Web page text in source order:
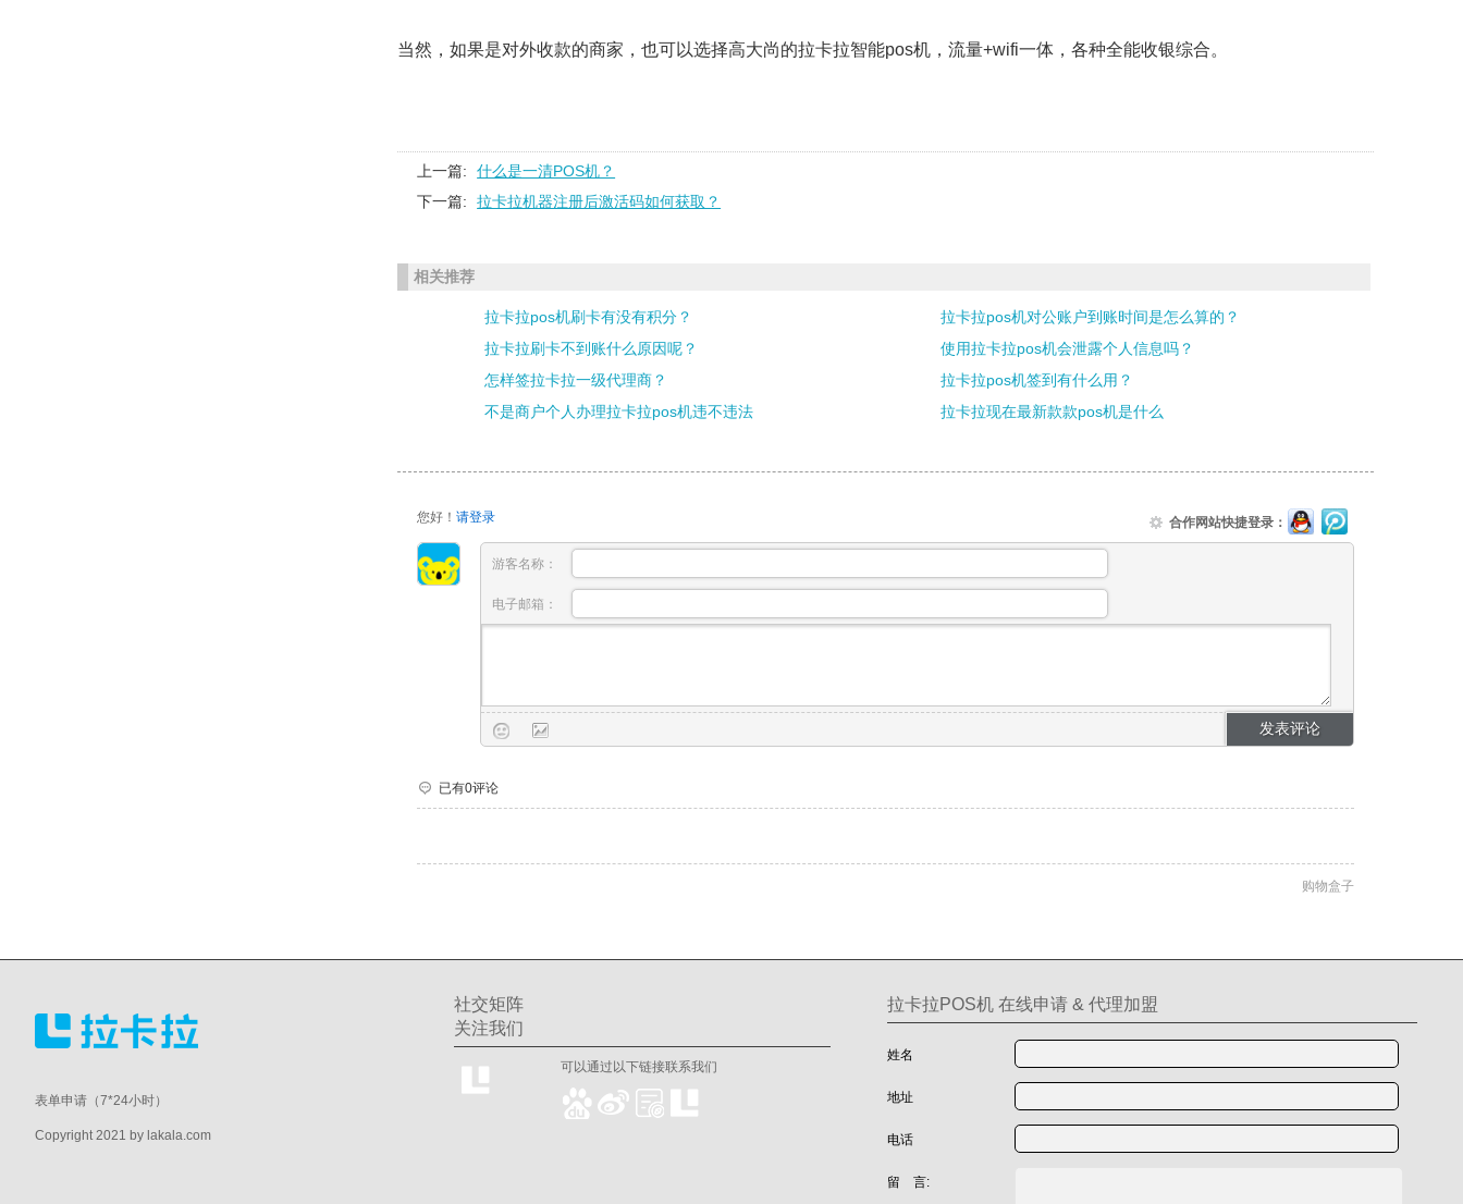
当然，如果是对外收款的商家，也可以选择高大尚的拉卡拉智能pos机，流量+wifi一体，各种全能收银综合。
上一篇:
什么是一清POS机？
下一篇:
拉卡拉机器注册后激活码如何获取？
相关推荐
拉卡拉pos机刷卡有没有积分？
拉卡拉pos机对公账户到账时间是怎么算的？
拉卡拉刷卡不到账什么原因呢？
使用拉卡拉pos机会泄露个人信息吗？
怎样签拉卡拉一级代理商？
拉卡拉pos机签到有什么用？
不是商户个人办理拉卡拉pos机违不违法
拉卡拉现在最新款款pos机是什么
您好！请登录 合作网站快捷登录：
游客名称：
电子邮箱：
已有0评论
购物盒子
表单申请（7*24小时）
Copyright 2021 by lakala.com
社交矩阵
关注我们
可以通过以下链接联系我们
拉卡拉POS机 在线申请 & 代理加盟
姓名
地址
电话
留 言: